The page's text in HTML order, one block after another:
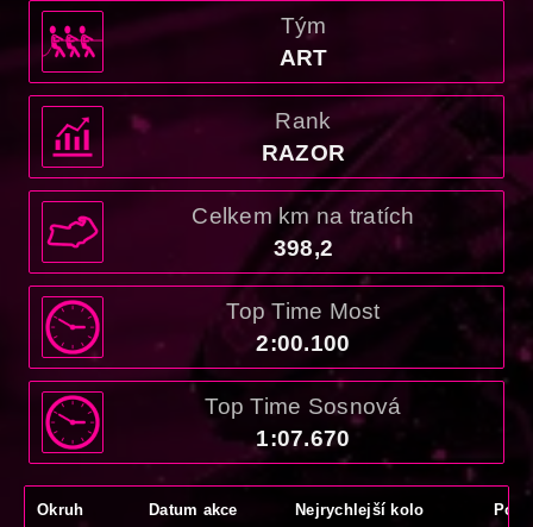
Tým
ART
Rank
RAZOR
Celkem km na tratích
398,2
Top Time Most
2:00.100
Top Time Sosnová
1:07.670
Okruh Datum akce Nejrychlejší kolo